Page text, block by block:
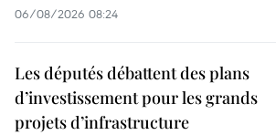
06/08/2026 08:24
Les députés débattent des plans
d’investissement pour les grands
projets d’infrastructure